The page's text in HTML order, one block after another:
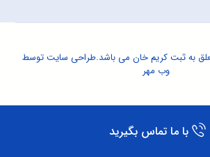
طراحی سایتتوسط
وب مهر
با ما تماس بگیرید